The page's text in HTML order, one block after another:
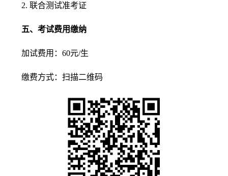
2. 联合测试准考证
五、考试费用缴纳
加试费用：60元/生
缴费方式：扫描二维码